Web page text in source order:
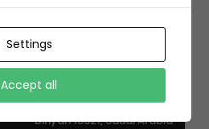
Diriyah 13321, Saudi Arabia
Settings
Accept all